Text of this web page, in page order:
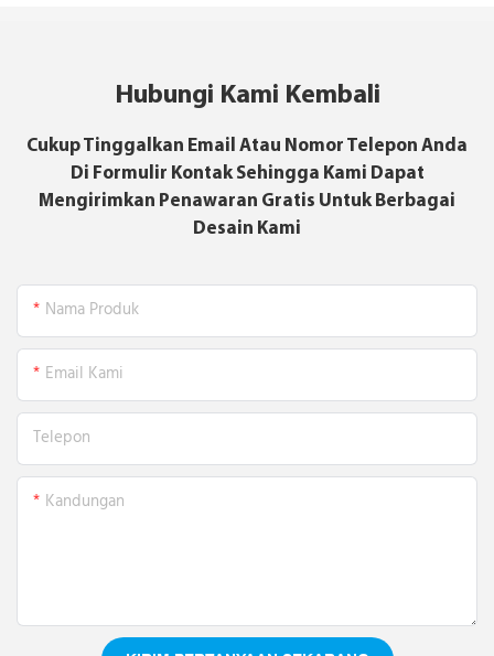
Hubungi Kami Kembali
Cukup Tinggalkan Email Atau Nomor Telepon Anda
Di Formulir Kontak Sehingga Kami Dapat
Mengirimkan Penawaran Gratis Untuk Berbagai
Desain Kami
Nama Produk
Email Kami
Telepon
Kandungan